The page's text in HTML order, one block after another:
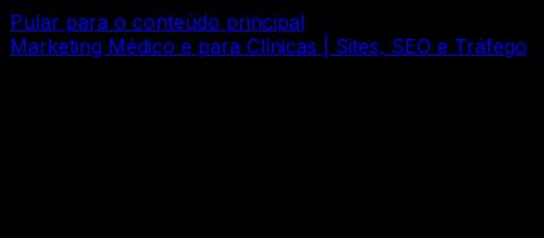
Pular para o conteúdo principal
Marketing Médico e para Clínicas | Sites, SEO e Tráfego